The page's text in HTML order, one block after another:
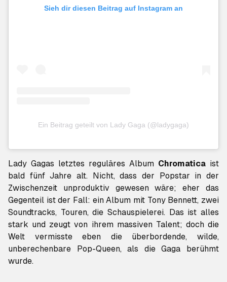
Sieh dir diesen Beitrag auf Instagram an
Ein Beitrag geteilt von Lady Gaga (@ladygaga)
Lady Gagas letztes reguläres Album Chromatica ist
bald fünf Jahre alt. Nicht, dass der Popstar in der
Zwischenzeit unproduktiv gewesen wäre; eher das
Gegenteil ist der Fall: ein Album mit Tony Bennett, zwei
Soundtracks, Touren, die Schauspielerei. Das ist alles
stark und zeugt von ihrem massiven Talent; doch die
Welt vermisste eben die überbordende, wilde,
unberechenbare Pop-Queen, als die Gaga berühmt
wurde.